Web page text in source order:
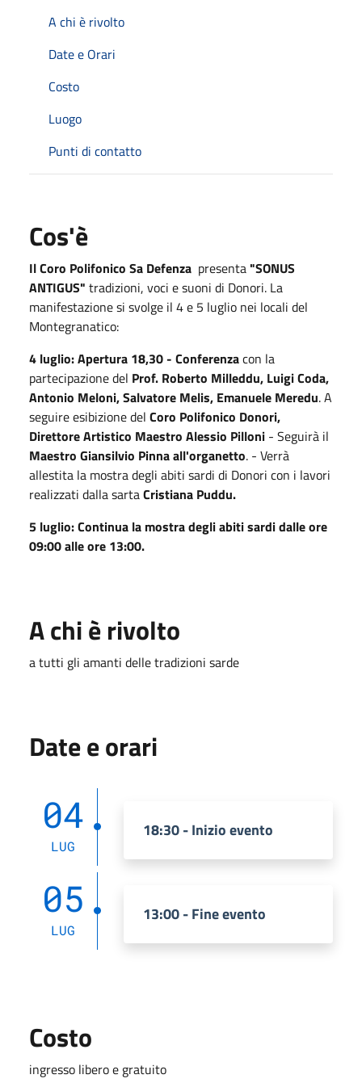
A chi è rivolto
Date e Orari
Costo
Luogo
Punti di contatto
Cos'è
Il Coro Polifonico Sa Defenza presenta"SONUS
ANTIGUS" tradizioni, voci e suoni di Donori. La
manifestazione si svolge il 4 e 5 luglio nei locali del
Montegranatico:
4 luglio: Apertura 18,30 - Conferenzacon la
partecipazione del Prof. Roberto Milleddu, Luigi Coda,
Antonio Meloni, Salvatore Melis, Emanuele Meredu. A
seguire esibizione del Coro Polifonico Donori,
Direttore Artistico Maestro Alessio Pilloni - Seguirà il
Maestro Giansilvio Pinna all'organetto. - Verrà
allestita la mostra degli abiti sardi di Donori con i lavori
realizzati dalla sartaCristiana Puddu.
5 luglio: Continua la mostra degli abiti sardi dalle ore
09:00 alle ore 13:00.
A chi è rivolto
a tutti gli amanti delle tradizioni sarde
Date e orari
04
LUG
18:30 - Inizio evento
05
LUG
13:00 - Fine evento
Costo
ingresso libero e gratuito